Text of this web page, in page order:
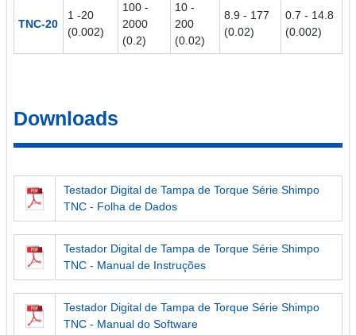
TNC-20
1 -20
(0.002)
100 -
2000
(0.2)
10 -
200
(0.02)
8.9 - 177
(0.02)
0.7 - 14.8
(0.002)
Downloads
Testador Digital de Tampa de Torque Série Shimpo
TNC - Folha de Dados
Testador Digital de Tampa de Torque Série Shimpo
TNC - Manual de Instruções
Testador Digital de Tampa de Torque Série Shimpo
TNC - Manual do Software